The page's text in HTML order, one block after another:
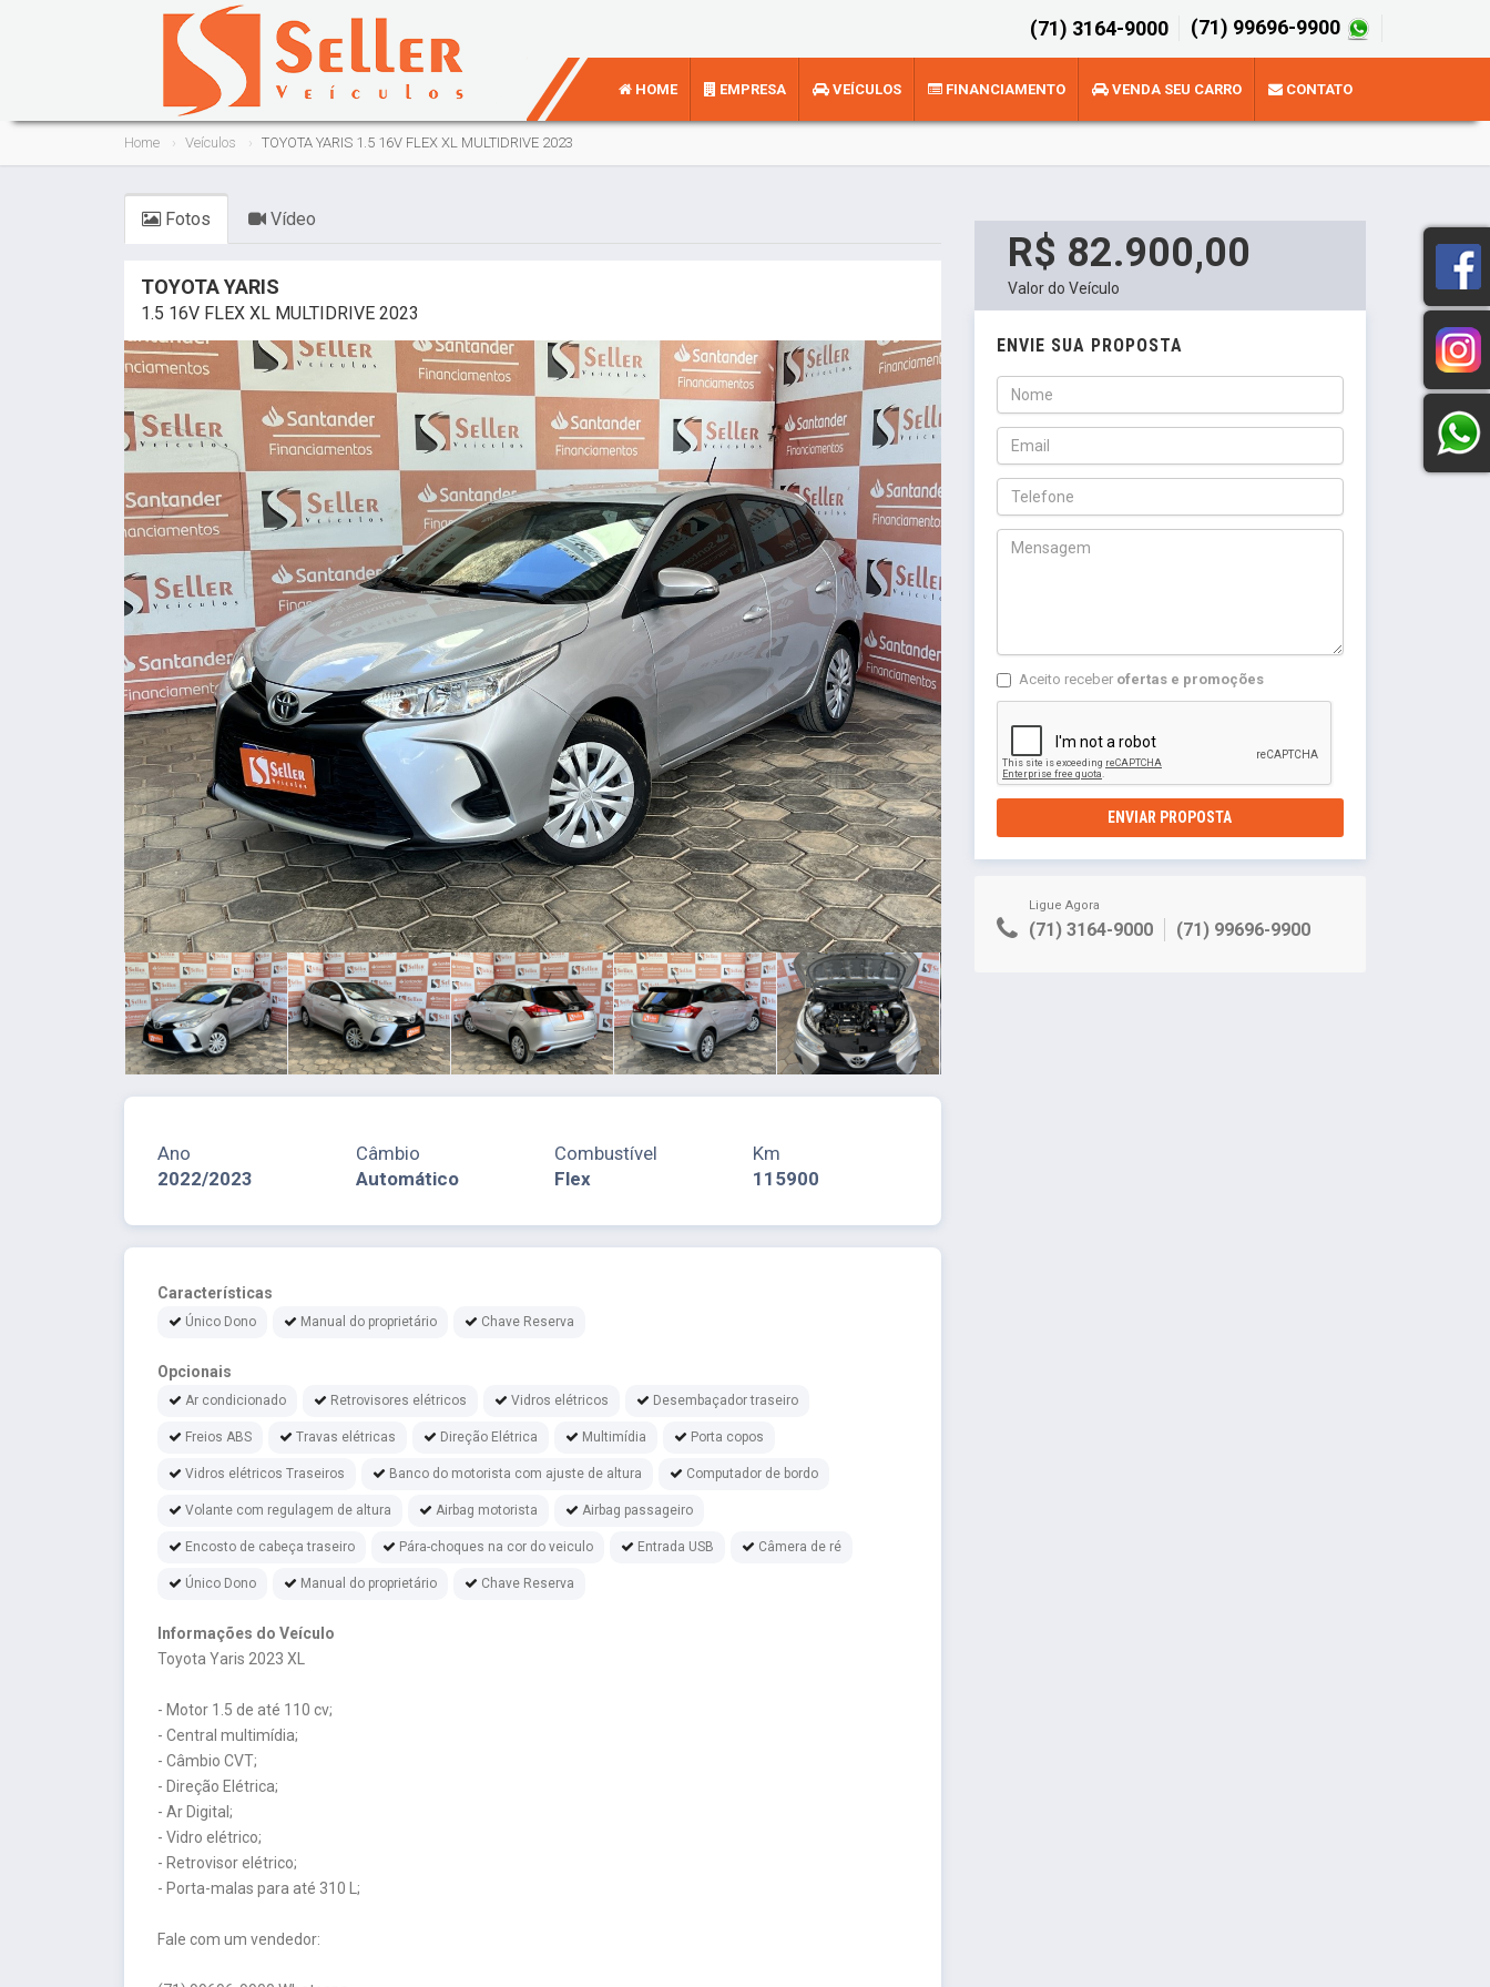
(71) 3164-9000 (71) 99696-9900
HOME EMPRESA VEÍCULOS FINANCIAMENTO VENDA SEU CARRO CONTATO
Home Veículos TOYOTA YARIS 1.5 16V FLEX XL MULTIDRIVE 2023
Fotos Vídeo
TOYOTA YARIS
1.5 16V FLEX XL MULTIDRIVE 2023
Ano
2022/2023
Câmbio
Automático
Combustível
Flex
Km
115900
Características
Único Dono Manual do proprietário Chave Reserva
Opcionais
Ar condicionado Retrovisores elétricos Vidros elétricos Desembaçador traseiro
Freios ABS Travas elétricas Direção Elétrica Multimídia Porta copos
Vidros elétricos Traseiros Banco do motorista com ajuste de altura Computador de bordo
Volante com regulagem de altura Airbag motorista Airbag passageiro
Encosto de cabeça traseiro Pára-choques na cor do veiculo Entrada USB Câmera de ré
Único Dono Manual do proprietário Chave Reserva
Informações do Veículo
Toyota Yaris 2023 XL
- Motor 1.5 de até 110 cv;
- Central multimídia;
- Câmbio CVT;
- Direção Elétrica;
- Ar Digital;
- Vidro elétrico;
- Retrovisor elétrico;
- Porta-malas para até 310 L;
Fale com um vendedor:
R$ 82.900,00
Valor do Veículo
ENVIE SUA PROPOSTA
Aceito receber ofertas e promoções
ENVIAR PROPOSTA
Ligue Agora
(71) 3164-9000 (71) 99696-9900